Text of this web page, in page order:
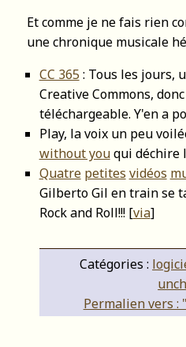
Et comme je ne fais rien
une chronique musicale
CC 365 : Tous les jours,
Creative Commons,
téléchargeable. Y'en a
Play, la voix un peu
without youqui déchire
Quatre petites vidéos
Gilberto Gil en train se
Rock and Roll!!! [via]
Catégories :
Permalien vers :